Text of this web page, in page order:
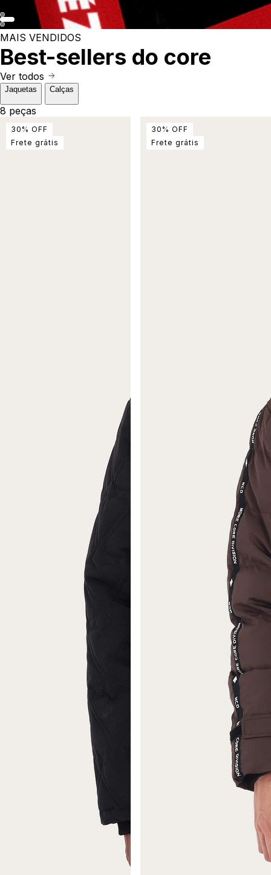
MAIS VENDIDOS
Best-sellers do core
Ver todos
Jaquetas Calças
8 peças
30 % OFF
Frete grátis
30 % OFF
Frete grátis